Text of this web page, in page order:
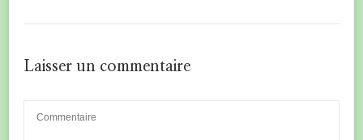
Laisser un commentaire